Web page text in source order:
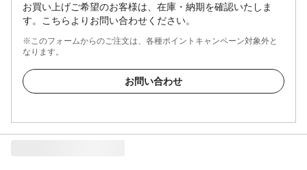
お買い上げご希望のお客様は、在庫・納期を確認いたしま
す。こちらよりお問い合わせください。
※このフォームからのご注文は、各種ポイントキャンペーン対象外と
なります。
お問い合わせ